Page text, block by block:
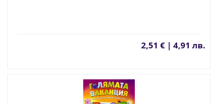
2,51 € | 4,91 лв.